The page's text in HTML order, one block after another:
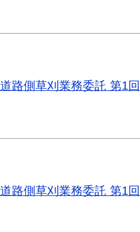
路側草刈業務委託 第1
路側草刈業務委託 第1